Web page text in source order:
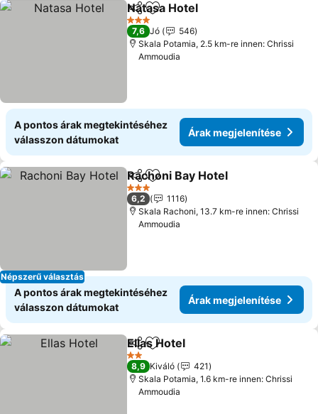
Megosztás
Hozzáadás a kedvencekhez
Natasa Hotel
3 Kategória
7,6 Jó
546
Skala Potamia, 2.5 km-re innen: Chrissi
Ammoudia
A pontos árak megtekintéséhez
válasszon dátumokat
Árak megjelenítése
Népszerű választás
Megosztás
Hozzáadás a kedvencekhez
Rachoni Bay Hotel
3 Kategória
6,2
1116
Skala Rachoni, 13.7 km-re innen: Chrissi
Ammoudia
A pontos árak megtekintéséhez
válasszon dátumokat
Árak megjelenítése
Megosztás
Hozzáadás a kedvencekhez
Ellas Hotel
2 Kategória
8,9 Kiváló
421
Skala Potamia, 1.6 km-re innen: Chrissi
Ammoudia